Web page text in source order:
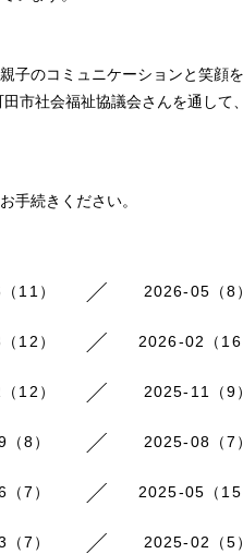
子のコミュニケーションと笑顔
市社会福祉協議会さんを通して
手続きください。
11） 2026-05（8
12） 2026-02（16
12） 2025-11（9
8） 2025-08（7
7） 2025-05（15
7） 2025-02（5